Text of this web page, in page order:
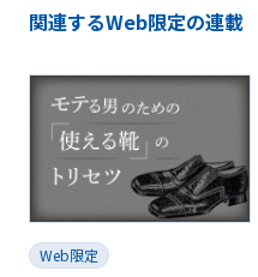
関連するWeb限定の連載
Web限定